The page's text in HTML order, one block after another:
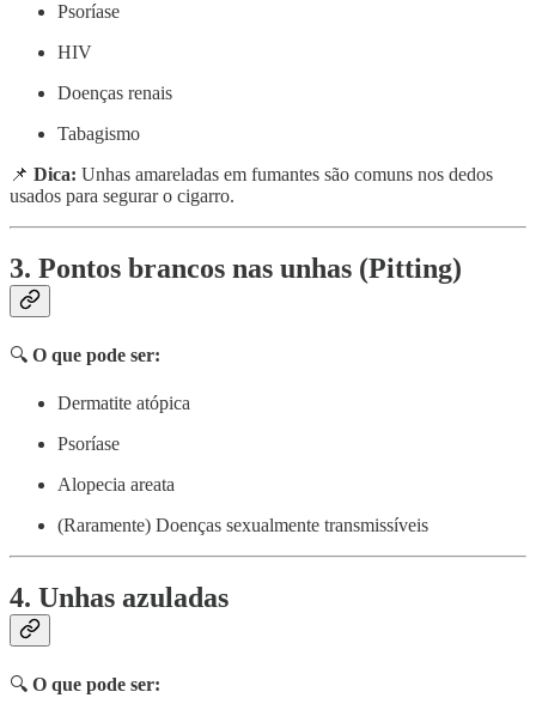
Psoríase
HIV
Doenças renais
Tabagismo
📌 Dica: Unhas amareladas em fumantes são comuns nos dedos
usados para segurar o cigarro.
3. Pontos brancos nas unhas (Pitting)
🔍 O que pode ser:
Dermatite atópica
Psoríase
Alopecia areata
(Raramente) Doenças sexualmente transmissíveis
4. Unhas azuladas
🔍 O que pode ser: